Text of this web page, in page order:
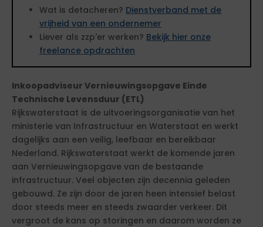
Wat is detacheren? Dienstverband met de
vrijheid van een ondernemer
Liever als zzp'er werken? Bekijk hier onze
freelance opdrachten
Inkoopadviseur Vernieuwingsopgave Einde
Technische Levensduur (ETL)
Rijkswaterstaat is de uitvoeringsorganisatie van het
ministerie van Infrastructuur en Waterstaat en werkt
dagelijks aan een veilig, leefbaar en bereikbaar
Nederland. Rijkswaterstaat werkt de komende jaren
aan Vernieuwingsopgave van de bestaande
infrastructuur. Veel objecten zijn decennia geleden
gebouwd. Ze zijn door de jaren heen intensief belast
door steeds meer en steeds zwaarder verkeer. Dit
vergroot de kans op storingen en daarom worden ze